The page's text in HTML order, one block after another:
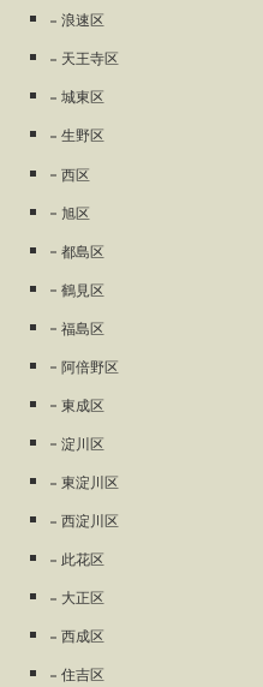
浪速区
天王寺区
城東区
生野区
西区
旭区
都島区
鶴見区
福島区
阿倍野区
東成区
淀川区
東淀川区
西淀川区
此花区
大正区
西成区
住吉区